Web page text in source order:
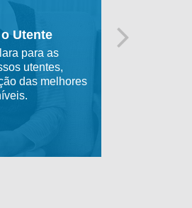
Utente
para as
utentes,
das melhores